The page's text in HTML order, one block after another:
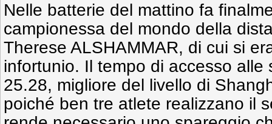
Nelle batterie del mattino fa
campionessa del mondo della
Therese ALSHAMMAR, di cui si
infortunio. Il tempo di accesso alle
25.28, migliore del livello di
poiché ben tre atlete realizzano il